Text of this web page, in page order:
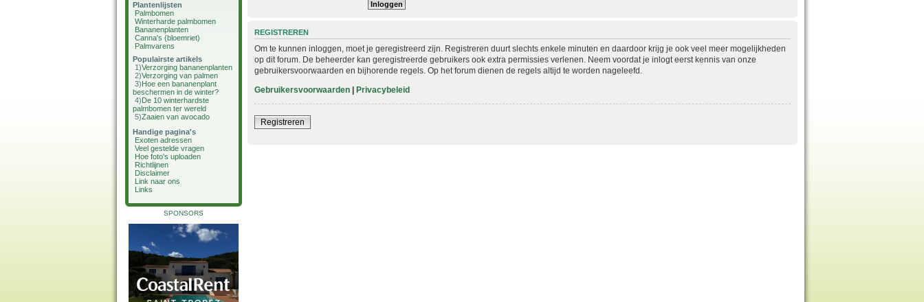
Plantenlijsten
Palmbomen
Winterharde palmbomen
Bananenplanten
Canna's (bloemriet)
Palmvarens
Populairste artikels
1)Verzorging bananenplanten
2)Verzorging van palmen
3)Hoe een bananenplant
beschermen in de winter?
4)De 10 winterhardste
palmbomen ter wereld
5)Zaaien van avocado
Handige pagina's
Exoten adressen
Veel gestelde vragen
Hoe foto's uploaden
Richtlijnen
Disclaimer
Link naar ons
Links
SPONSORS
REGISTREREN
Om te kunnen inloggen, moet je geregistreerd zijn. Registreren duurt slechts enkele minuten en daardoor krijg je ook veel meer mogelijkheden
op dit forum. De beheerder kan geregistreerde gebruikers ook extra permissies verlenen. Neem voordat je inlogt eerst kennis van onze
gebruikersvoorwaarden en bijhorende regels. Op het forum dienen de regels altijd te worden nageleefd.
Gebruikersvoorwaarden | Privacybeleid
Registreren